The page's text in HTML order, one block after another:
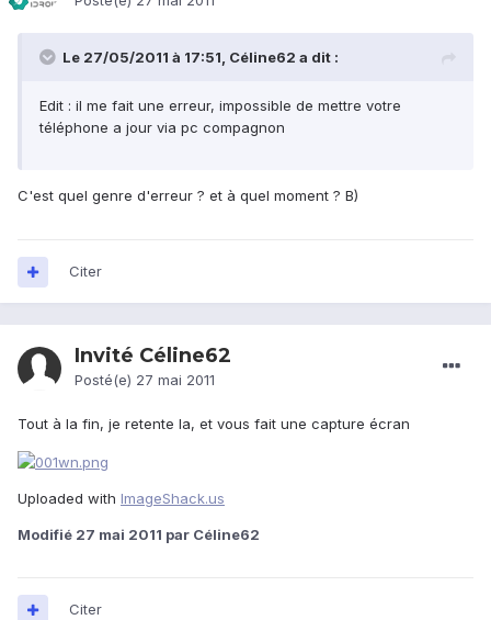
Le 27/05/2011 à 17:51, Céline62 a dit :
Edit : il me fait une erreur, impossible de mettre votre
téléphone a jour via pc compagnon
C'est quel genre d'erreur ? et à quel moment ? B)
Citer
Invité Céline62
Posté(e) 27 mai 2011
Tout à la fin, je retente la, et vous fait une capture écran
Uploaded with ImageShack.us
Modifié 27 mai 2011 par Céline62
Citer